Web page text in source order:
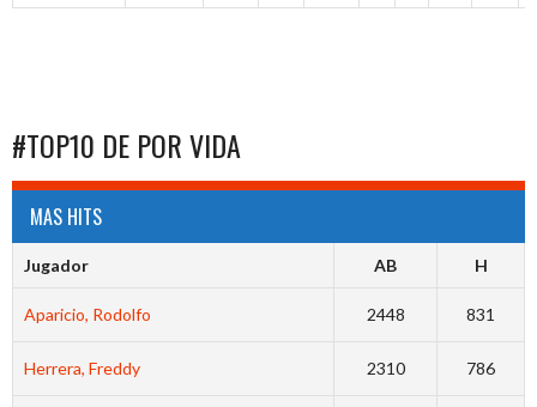
#TOP10 DE POR VIDA
MAS HITS
Jugador AB H
Aparicio, Rodolfo 2448 831
Herrera, Freddy 2310 786